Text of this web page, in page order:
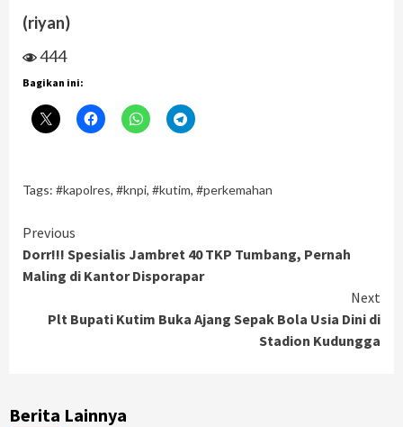
(riyan)
444
Bagikan ini:
Tags: #kapolres, #knpi, #kutim, #perkemahan
Continue
Reading
Previous
Dorr!!! Spesialis Jambret 40 TKP Tumbang, Pernah
Maling di Kantor Disporapar
Next
Plt Bupati Kutim Buka Ajang Sepak Bola Usia Dini di
Stadion Kudungga
Berita Lainnya